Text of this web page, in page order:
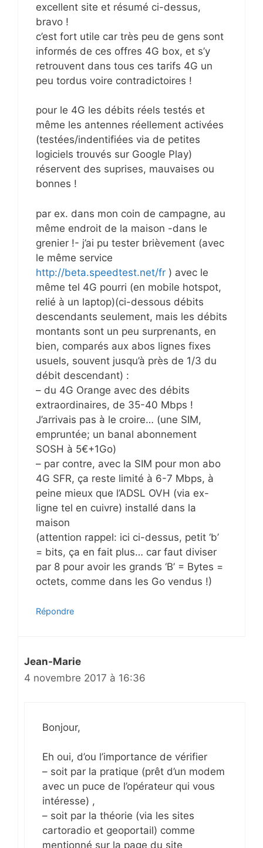
excellent site et résumé ci-dessus,
bravo !
c’est fort utile car très peu de gens sont
informés de ces offres 4G box, et s’y
retrouvent dans tous ces tarifs 4G un
peu tordus voire contradictoires !
pour le 4G les débits réels testés et
même les antennes réellement activées
(testées/indentifiées via de petites
logiciels trouvés sur Google Play)
réservent des suprises, mauvaises ou
bonnes !
par ex. dans mon coin de campagne, au
même endroit de la maison -dans le
grenier !- j’ai pu tester brièvement (avec
le même service
http://beta.speedtest.net/fr ) avec le
même tel 4G pourri (en mobile hotspot,
relié à un laptop)(ci-dessous débits
descendants seulement, mais les débits
montants sont un peu surprenants, en
bien, comparés aux abos lignes fixes
usuels, souvent jusqu’à près de 1/3 du
débit descendant) :
– du 4G Orange avec des débits
extraordinaires, de 35-40 Mbps !
J’arrivais pas à le croire… (une SIM,
empruntée; un banal abonnement
SOSH à 5€+1Go)
– par contre, avec la SIM pour mon abo
4G SFR, ça reste limité à 6-7 Mbps, à
peine mieux que l’ADSL OVH (via ex-
ligne tel en cuivre) installé dans la
maison
(attention rappel: ici ci-dessus, petit ‘b’
= bits, ça en fait plus… car faut diviser
par 8 pour avoir les grands ‘B’ = Bytes =
octets, comme dans les Go vendus !)
Répondre
Jean-Marie
4 novembre 2017 à 16:36
Bonjour,
Eh oui, d’ou l’importance de vérifier
– soit par la pratique (prêt d’un modem
avec un puce de l’opérateur qui vous
intéresse) ,
– soit par la théorie (via les sites
cartoradio et geoportail) comme
mentionné sur la page du site